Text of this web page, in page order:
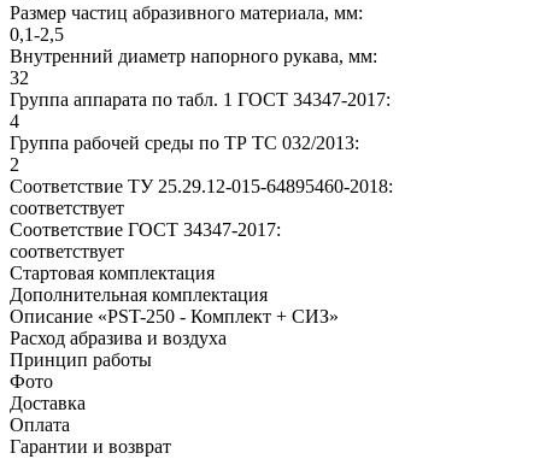
Размер частиц абразивного материала, мм:
0,1-2,5
Внутренний диаметр напорного рукава, мм:
32
Группа аппарата по табл. 1 ГОСТ 34347-2017:
4
Группа рабочей среды по ТР ТС 032/2013:
2
Соответствие ТУ 25.29.12-015-64895460-2018:
соответствует
Соответствие ГОСТ 34347-2017:
соответствует
Стартовая комплектация
Дополнительная комплектация
Описание «PST-250 - Комплект + СИЗ»
Расход абразива и воздуха
Принцип работы
Фото
Доставка
Оплата
Гарантии и возврат